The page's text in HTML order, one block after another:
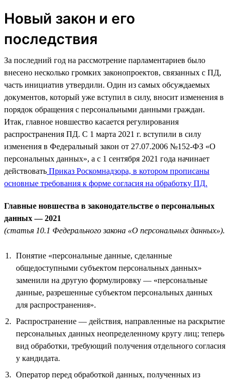
Новый закон и его
последствия
За последний год на рассмотрение парламентариев было
внесено несколько громких законопроектов, связанных с ПД,
часть инициатив утвердили. Один из самых обсуждаемых
документов, который уже вступил в силу, вносит изменения в
порядок обращения с персональными данными граждан.
Итак, главное новшество касается регулирования
распространения ПД. С 1 марта 2021 г. вступили в силу
изменения в Федеральный закон от 27.07.2006 №152-ФЗ «О
персональных данных», а с 1 сентября 2021 года начинает
действовать Приказ Роскомнадзора, в котором прописаны
основные требования к форме согласия на обработку ПД.
Главные новшества в законодательстве о персональных
данных — 2021
(статья 10.1 Федерального закона «О персональных данных»).
Понятие «персональные данные, сделанные
общедоступными субъектом персональных данных»
заменили на другую формулировку — «персональные
данные, разрешенные субъектом персональных данных
для распространения».
Распространение — действия, направленные на раскрытие
персональных данных неопределенному кругу лиц; теперь
вид обработки, требующий получения отдельного согласия
у кандидата.
Оператор перед обработкой данных, полученных из